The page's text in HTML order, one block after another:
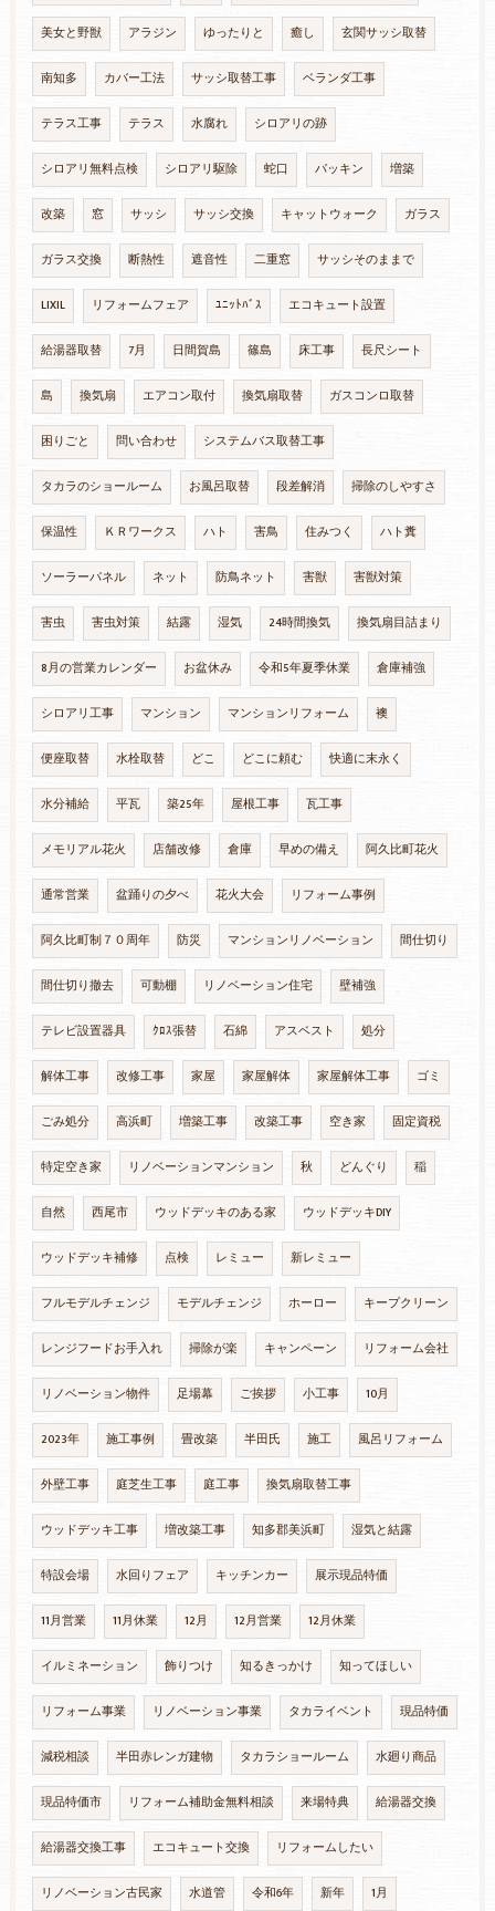
美女と野獣 アラジン ゆったりと 癒し 玄関サッシ取替
南知多 カバー工法 サッシ取替工事 ベランダ工事
テラス工事 テラス 水腐れ シロアリの跡
シロアリ無料点検 シロアリ駆除 蛇口 パッキン 増築
改築 窓 サッシ サッシ交換 キャットウォーク ガラス
ガラス交換 断熱性 遮音性 二重窓 サッシそのままで
LIXIL リフォームフェア ﾕﾆｯﾄﾊﾞｽ エコキュート設置
給湯器取替 7月 日間賀島 篠島 床工事 長尺シート
島 換気扇 エアコン取付 換気扇取替 ガスコンロ取替
困りごと 問い合わせ システムバス取替工事
タカラのショールーム お風呂取替 段差解消 掃除のしやすさ
保温性 ＫＲワークス ハト 害鳥 住みつく ハト糞
ソーラーパネル ネット 防鳥ネット 害獣 害獣対策
害虫 害虫対策 結露 湿気 24時間換気 換気扇目詰まり
8月の営業カレンダー お盆休み 令和5年夏季休業 倉庫補強
シロアリ工事 マンション マンションリフォーム 襖
便座取替 水栓取替 どこ どこに頼む 快適に末永く
水分補給 平瓦 築25年 屋根工事 瓦工事
メモリアル花火 店舗改修 倉庫 早めの備え 阿久比町花火
通常営業 盆踊りの夕べ 花火大会 リフォーム事例
阿久比町制７０周年 防災 マンションリノベーション 間仕切り
間仕切り撤去 可動棚 リノベーション住宅 壁補強
テレビ設置器具 ｸﾛｽ張替 石綿 アスベスト 処分
解体工事 改修工事 家屋 家屋解体 家屋解体工事 ゴミ
ごみ処分 高浜町 増築工事 改築工事 空き家 固定資税
特定空き家 リノベーションマンション 秋 どんぐり 稲
自然 西尾市 ウッドデッキのある家 ウッドデッキDIY
ウッドデッキ補修 点検 レミュー 新レミュー
フルモデルチェンジ モデルチェンジ ホーロー キープクリーン
レンジフードお手入れ 掃除が楽 キャンペーン リフォーム会社
リノベーション物件 足場幕 ご挨拶 小工事 10月
2023年 施工事例 畳改築 半田氏 施工 風呂リフォーム
外壁工事 庭芝生工事 庭工事 換気扇取替工事
ウッドデッキ工事 増改築工事 知多郡美浜町 湿気と結露
特設会場 水回りフェア キッチンカー 展示現品特価
11月営業 11月休業 12月 12月営業 12月休業
イルミネーション 飾りつけ 知るきっかけ 知ってほしい
リフォーム事業 リノベーション事業 タカライベント 現品特価
減税相談 半田赤レンガ建物 タカラショールーム 水廻り商品
現品特価市 リフォーム補助金無料相談 来場特典 給湯器交換
給湯器交換工事 エコキュート交換 リフォームしたい
リノベーション古民家 水道管 令和6年 新年 1月